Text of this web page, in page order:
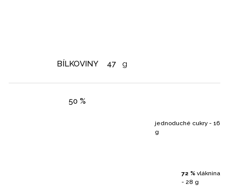
BÍLKOVINY 47 g
50 %
jednoduché cukry - 16
g
72 %vláknina
- 28 g